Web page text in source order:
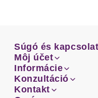
Súgó és kapcsolat
Email
Facebook
Súgó és kapcsolat
Email
Môj účet
Prehľad objednávok
Môj účet
Prehľad objednávok
Informácie
Doprava
Informácie
Konzultáció
Sprievodca-veľkosťami
Konzultáció
Kontakt